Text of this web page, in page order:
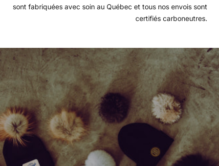
sont fabriquées avec soin au Québec et tous nos envois sont
certifiés carboneutres.